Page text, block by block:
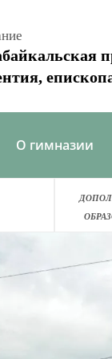
О гимназии